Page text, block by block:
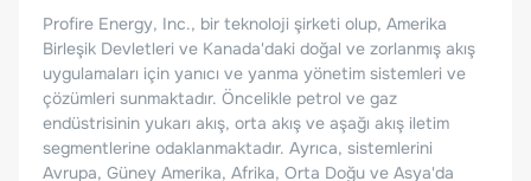
Profire Energy, Inc., bir teknoloji şirketi olup, Amerika
Birleşik Devletleri ve Kanada'daki doğal ve zorlanmış akış
uygulamaları için yanıcı ve yanma yönetim sistemleri ve
çözümleri sunmaktadır. Öncelikle petrol ve gaz
endüstrisinin yukarı akış, orta akış ve aşağı akış iletim
segmentlerine odaklanmaktadır. Ayrıca, sistemlerini
Avrupa, Güney Amerika, Afrika, Orta Doğu ve Asya'da